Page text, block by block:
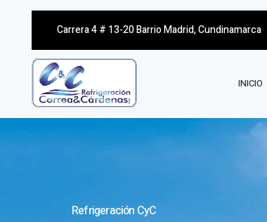
Carrera 4 # 13-20 Barrio Madrid, Cundinamarca
INICIO
Refrigeración CyC